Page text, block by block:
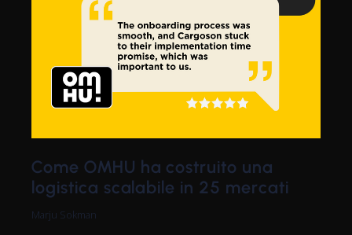
Come OMHU ha costruito una
logistica scalabile in 25 mercati
Marju Sokman